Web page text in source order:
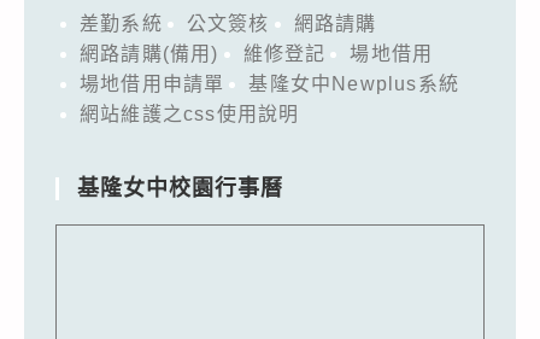
差勤系統 公文簽核
網路請購
網路請購(備用)
維修登記
場地借用
場地借用申請單
基隆女中Newplus系統
網站維護之css使用說明
基隆女中校園行事曆